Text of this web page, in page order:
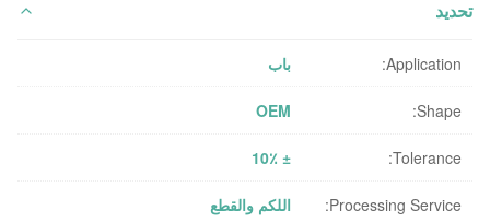
تحديد
Application: باب
Shape:
OEM
Tolerance: ± 10٪
Processing Service: اللكم والقطع